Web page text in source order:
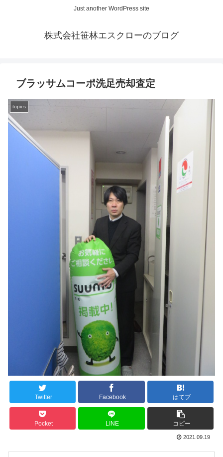
Just another WordPress site
株式会社笹林エスクローのブログ
ブラッサムコーポ洗足売却査定
topics
Twitter Facebook はてブ
Pocket LINE コピー
2021.09.19